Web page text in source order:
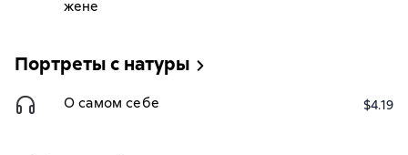
жене
Портреты с натуры
О самом себе $4.19